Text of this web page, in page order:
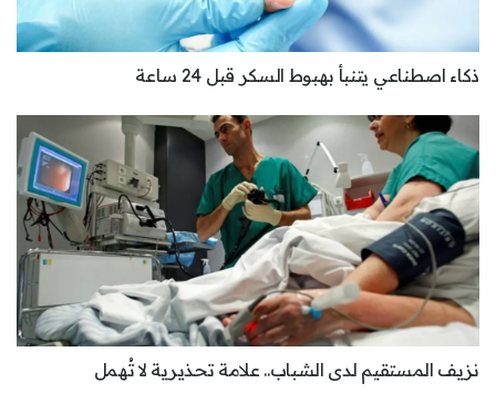
ذكاء اصطناعي يتنبأ بهبوط السكر قبل 24 ساعة
نزيف المستقيم لدى الشباب.. علامة تحذيرية لا تُهمل